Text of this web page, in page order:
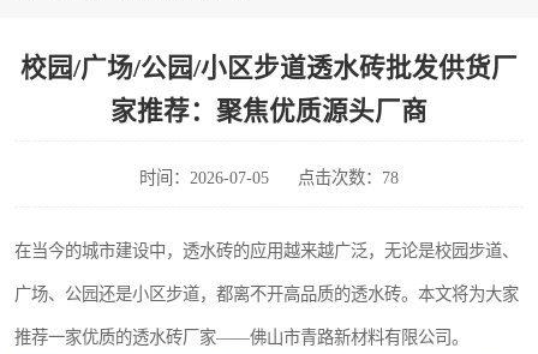
校园/广场/公园/小区步道透水砖批发供货厂
家推荐：聚焦优质源头厂商
时间：2026-07-05 点击次数：78
在当今的城市建设中，透水砖的应用越来越广泛，无论是校园步道、
广场、公园还是小区步道，都离不开高品质的透水砖。本文将为大家
推荐一家优质的透水砖厂家——佛山市青路新材料有限公司。